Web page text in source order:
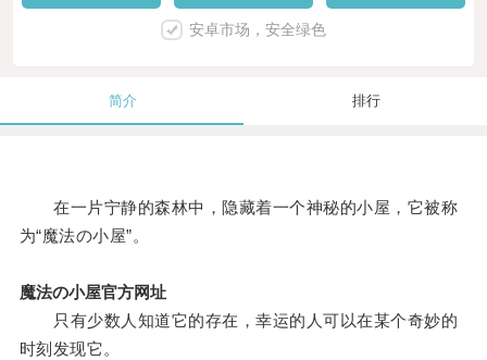
安卓市场，安全绿色
简介 排行
在一片宁静的森林中，隐藏着一个神秘的小屋，它被称
为“魔法の小屋”。
魔法の小屋官方网址
只有少数人知道它的存在，幸运的人可以在某个奇妙的
时刻发现它。